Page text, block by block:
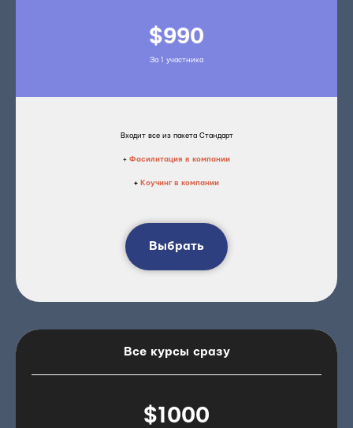
$990
За 1 участника
Входит все из пакета Стандарт
+ Фасилитация в компании
+ Коучинг в компании
Выбрать
Все курсы сразу
$1000